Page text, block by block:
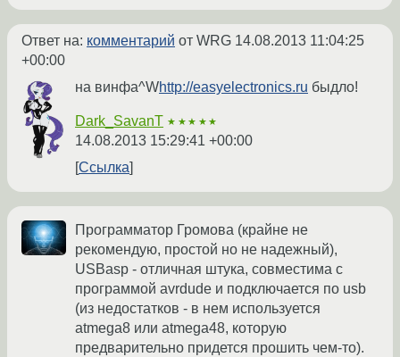
Ответ на: комментарий от WRG 14.08.2013 11:04:25
+00:00
на винфа^Whttp://easyelectronics.ru быдло!
Dark_SavanT ★★★★★
14.08.2013 15:29:41 +00:00
Ссылка
Программатор Громова (крайне не
рекомендую, простой но не надежный),
USBasp - отличная штука, совместима с
программой avrdude и подключается по usb
(из недостатков - в нем используется
atmega8 или atmega48, которую
предварительно придется прошить чем-то).